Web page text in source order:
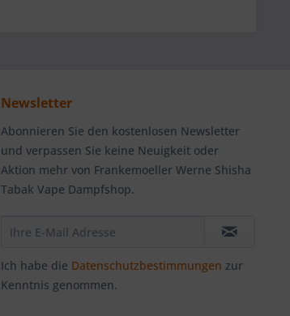
Newsletter
Abonnieren Sie den kostenlosen Newsletter
und verpassen Sie keine Neuigkeit oder
Aktion mehr von Frankemoeller Werne Shisha
Tabak Vape Dampfshop.
Ich habe die Datenschutzbestimmungen zur
Kenntnis genommen.